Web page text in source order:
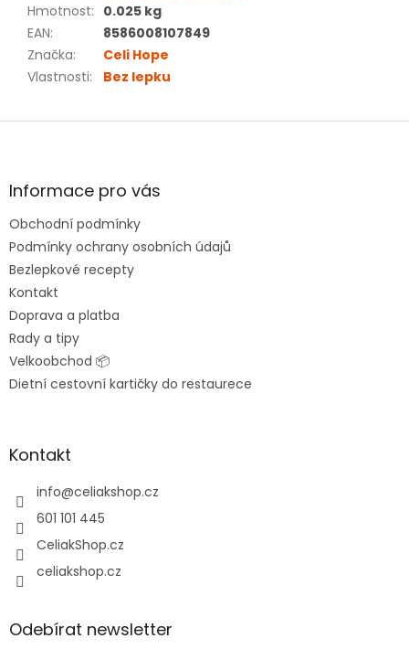
Hmotnost: 0.025 kg
EAN:
8586008107849
Značka:
Celi Hope
Vlastnosti: Bez lepku
Z
aInformace pro vás
Obchodní podmínky
Podmínky ochrany osobních údajů
Bezlepkové recepty
Kontakt
Doprava a platba
Rady a tipy
Velkoobchod 📦
Dietní cestovní kartičky do restaurece
Kontakt
info@celiakshop.cz
601 101 445
CeliakShop.cz
celiakshop.cz
Odebírat newsletter